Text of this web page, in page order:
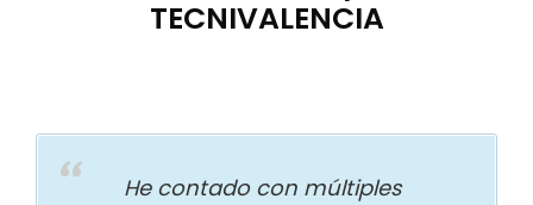
TECNIVALENCIA
He contado con múltiples